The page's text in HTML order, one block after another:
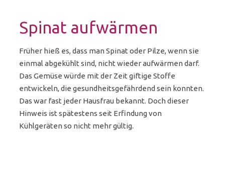
Spinat aufwärmen
Früher hieß es, dass man Spinat oder Pilze, wenn sie
einmal abgekühlt sind, nicht wieder aufwärmen darf.
Das Gemüse würde mit der Zeit giftige Stoffe
entwickeln, die gesundheitsgefährdend sein konnten.
Das war fast jeder Hausfrau bekannt. Doch dieser
Hinweis ist spätestens seit Erfindung von
Kühlgeräten so nicht mehr gültig.